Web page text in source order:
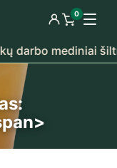
Prisijungti
0
Peržiūrėti
darbo mediniai